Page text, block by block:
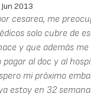
2013
cesarea, me
solo cubre de
y que además me
al doc y al
mi próximo
estoy en 32